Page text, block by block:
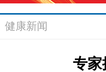
健康新闻
专家